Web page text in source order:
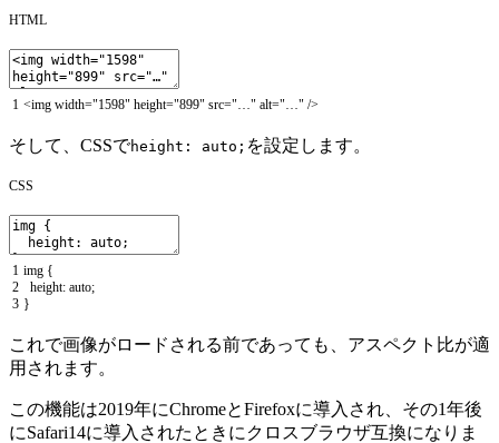
HTML
1 <img width="1598" height="899" src="…" alt="…" />
そして、CSSでheight: auto; を設定します。
CSS
1
2
3
img {
height: auto;
}
これで画像がロードされる前であっても、アスペクト比が適
用されます。
この機能は2019年にChromeとFirefoxに導入され、その1年後
にSafari14に導入されたときにクロスブラウザ互換になりま